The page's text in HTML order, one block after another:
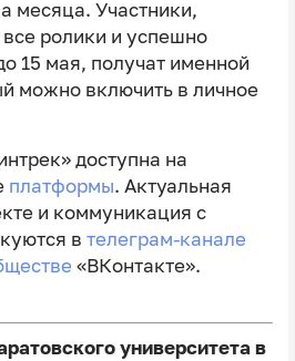
месяца. Участники,
ролики и успешно
15 мая, получат именной
можно включить в личное
доступна на
платформы. Актуальная
и коммуникация с
в телеграм-канале
«ВКонтакте».
университета в